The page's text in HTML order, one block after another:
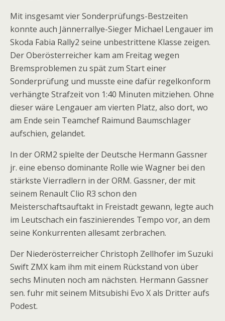
Mit insgesamt vier Sonderprüfungs-Bestzeiten
konnte auch Jännerrallye-Sieger Michael Lengauer im
Skoda Fabia Rally2 seine unbestrittene Klasse zeigen.
Der Oberösterreicher kam am Freitag wegen
Bremsproblemen zu spät zum Start einer
Sonderprüfung und musste eine dafür regelkonform
verhängte Strafzeit von 1:40 Minuten mitziehen. Ohne
dieser wäre Lengauer am vierten Platz, also dort, wo
am Ende sein Teamchef Raimund Baumschlager
aufschien, gelandet.
In der ORM2 spielte der Deutsche Hermann Gassner
jr. eine ebenso dominante Rolle wie Wagner bei den
stärkste Vierradlern in der ORM. Gassner, der mit
seinem Renault Clio R3 schon den
Meisterschaftsauftakt in Freistadt gewann, legte auch
im Leutschach ein faszinierendes Tempo vor, an dem
seine Konkurrenten allesamt zerbrachen.
Der Niederösterreicher Christoph Zellhofer im Suzuki
Swift ZMX kam ihm mit einem Rückstand von über
sechs Minuten noch am nächsten. Hermann Gassner
sen. fuhr mit seinem Mitsubishi Evo X als Dritter aufs
Podest.